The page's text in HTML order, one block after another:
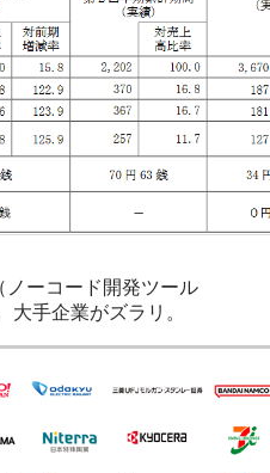
ーコード開発ツール
大手企業がズラリ。